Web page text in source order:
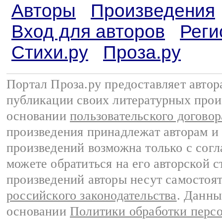
Авторы
Произведения
Вход для авторов
Стихи.ру
Проза.ру
Портал Проза.ру предоставляет
публикации своих литературных
основании пользовательского
произведения принадлежат авторам
произведений возможна только с
можете обратиться на его авторской
произведений авторы несут
российского законодательства.
основании Политики обработки